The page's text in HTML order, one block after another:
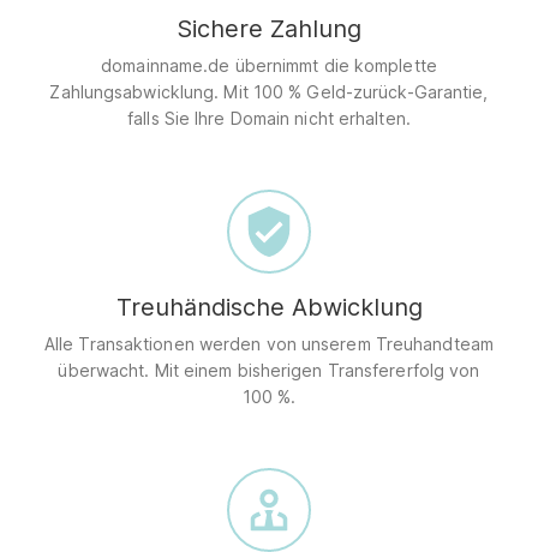
Sichere Zahlung
domainname.de übernimmt die komplette
Zahlungsabwicklung. Mit 100 % Geld-zurück-Garantie,
falls Sie Ihre Domain nicht erhalten.
Treuhändische Abwicklung
Alle Transaktionen werden von unserem Treuhandteam
überwacht. Mit einem bisherigen Transfererfolg von
100 %.